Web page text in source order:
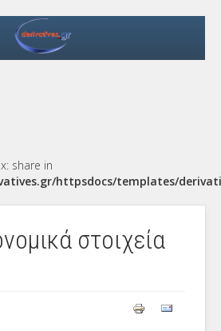
share in
httpsdocs/templates/
στοιχεία